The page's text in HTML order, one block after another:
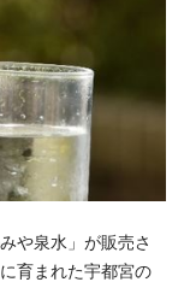
や泉水」が販売さ
育まれた宇都宮の